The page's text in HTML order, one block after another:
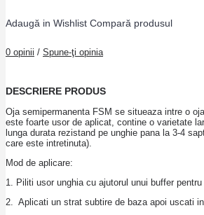
Adaugă in Wishlist Compară produsul
0 opinii / Spune-ţi opinia
DESCRIERE PRODUS
Oja semipermanenta FSM se situeaza intre o
este foarte usor de aplicat, contine o varietate
lunga durata rezistand pe unghie pana la 3-4
care este intretinuta).
Mod de aplicare:
1. Piliti usor unghia cu ajutorul unui buffer pentru
2. Aplicati un strat subtire de baza apoi uscati in